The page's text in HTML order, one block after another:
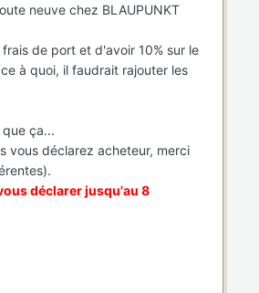
neuve chez BLAUPUNKT
de port et d'avoir 10% sur le
à quoi, il faudrait rajouter les
ça...
vous déclarez acheteur, merci
déclarer jusqu'au 8